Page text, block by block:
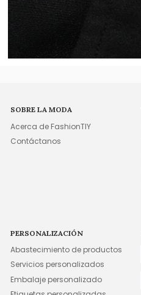
SOBRE LA MODA
Acerca de FashionTIY
Contáctanos
PERSONALIZACIÓN
Abastecimiento de productos
Servicios personalizados
Embalaje personalizado